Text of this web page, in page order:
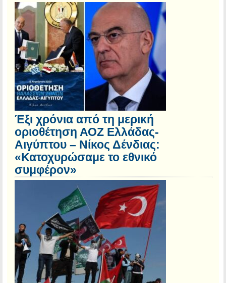
Έξι χρόνια από τη μερική
οριοθέτηση ΑΟΖ Ελλάδας-
Αιγύπτου – Νίκος Δένδιας:
«Κατοχυρώσαμε το εθνικό
συμφέρον»